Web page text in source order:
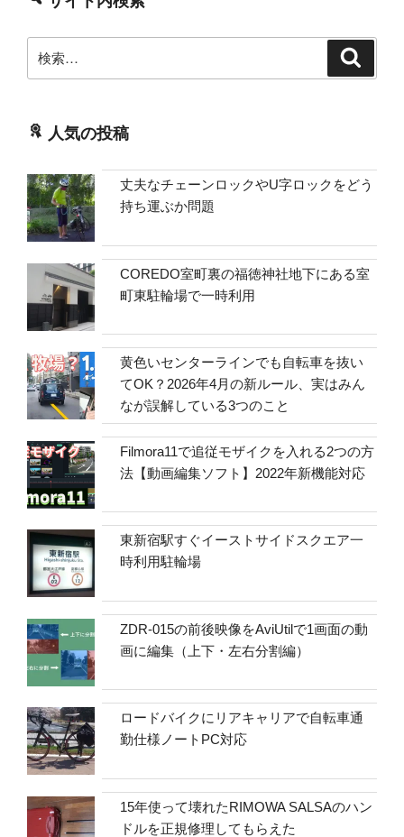
索:
人気の投稿
丈夫なチェーンロックやU字ロックをどう
持ち運ぶか問題
COREDO室町裏の福徳神社地下にある室
町東駐輪場で一時利用
黄色いセンターラインでも自転車を抜い
てOK？2026年4月の新ルール、実はみん
なが誤解している3つのこと
Filmora11で追従モザイクを入れる2つの方
法【動画編集ソフト】2022年新機能対応
東新宿駅すぐイーストサイドスクエア一
時利用駐輪場
ZDR-015の前後映像をAviUtilで1画面の動
画に編集（上下・左右分割編）
ロードバイクにリアキャリアで自転車通
勤仕様ノートPC対応
15年使って壊れたRIMOWA SALSAのハン
ドルを正規修理してもらえた